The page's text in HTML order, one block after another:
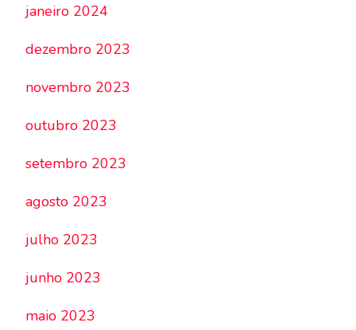
janeiro 2024
dezembro 2023
novembro 2023
outubro 2023
setembro 2023
agosto 2023
julho 2023
junho 2023
maio 2023